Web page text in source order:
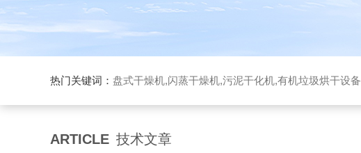
热门关键词： 盘式干燥机,闪蒸干燥机,污泥干化机,有机垃圾烘干设备
ARTICLE 技术文章